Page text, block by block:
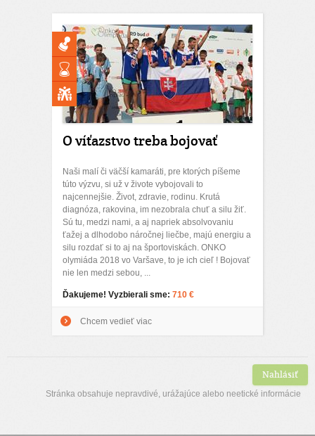
O víťazstvo treba bojovať
Naši malí či väčší kamaráti, pre ktorých píšeme
túto výzvu, si už v živote vybojovali to
najcennejšie. Život, zdravie, rodinu. Krutá
diagnóza, rakovina, im nezobrala chuť a silu žiť.
Sú tu, medzi nami, a aj napriek absolvovaniu
ťažej a dlhodobo náročnej liečbe, majú energiu a
silu rozdať si to aj na športoviskách. ONKO
olymiáda 2018 vo Varšave, to je ich cieľ ! Bojovať
nie len medzi sebou, ...
Ďakujeme! Vyzbierali sme: 710 €
Chcem vedieť viac
Nahlásiť
Stránka obsahuje nepravdivé, urážajúce alebo neetické informácie